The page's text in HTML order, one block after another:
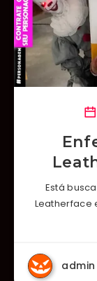
Está
Leatherface
admin